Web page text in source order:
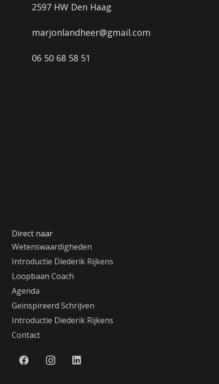
2597 HW Den Haag
marjonlandheer@gmail.com
06 50 68 58 51
Direct naar
Wetenswaardigheden
Introductie Diederik Rijkens
Loopbaan Coach
Agenda
Geïnspireerd Schrijven
Introductie Diederik Rijkens
Contact